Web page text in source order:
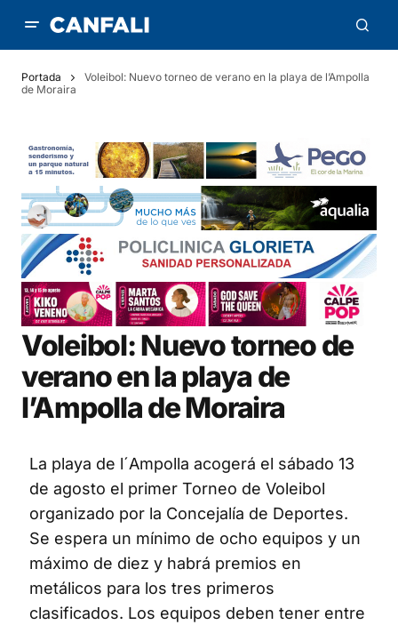
Portada
Voleibol: Nuevo torneo de verano en la playa de l’Ampolla
de Moraira
Voleibol: Nuevo torneo de
verano en la playa de
l’Ampolla de Moraira
La playa de l´Ampolla acogerá el sábado 13
de agosto el primer Torneo de Voleibol
organizado por la Concejalía de Deportes.
Se espera un mínimo de ocho equipos y un
máximo de diez y habrá premios en
metálicos para los tres primeros
clasificados. Los equipos deben tener entre